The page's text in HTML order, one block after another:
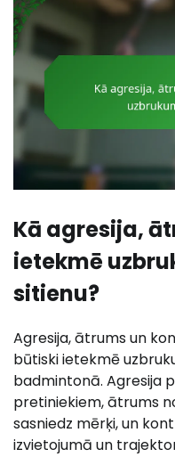
Kā agresija,
ietekmē
sitienu?
Agresija, ātrums un
būtiski ietekmē
badmintonā. Agresija
pretiniekiem, ātrums
sasniedz mērķi, un
izvietojumā un